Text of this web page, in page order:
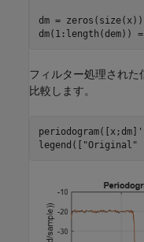
dm =
dm(1:length(dem)) =
フィルター処理された
比較します。
legend([ "Original"